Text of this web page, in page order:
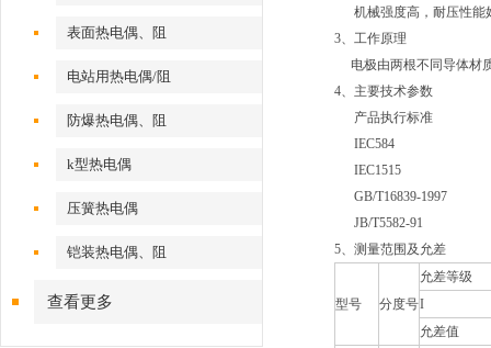
表面热电偶、阻
电站用热电偶/阻
防爆热电偶、阻
k型热电偶
压簧热电偶
铠装热电偶、阻
查看更多
机械强度高，耐压性能
3、工作原理
电极由两根不同导体材
4、主要技术参数
产品执行标准
IEC584
IEC1515
GB/T16839-1997
JB/T5582-91
5、测量范围及允差
型号 分度号
允差等级
I
允差值